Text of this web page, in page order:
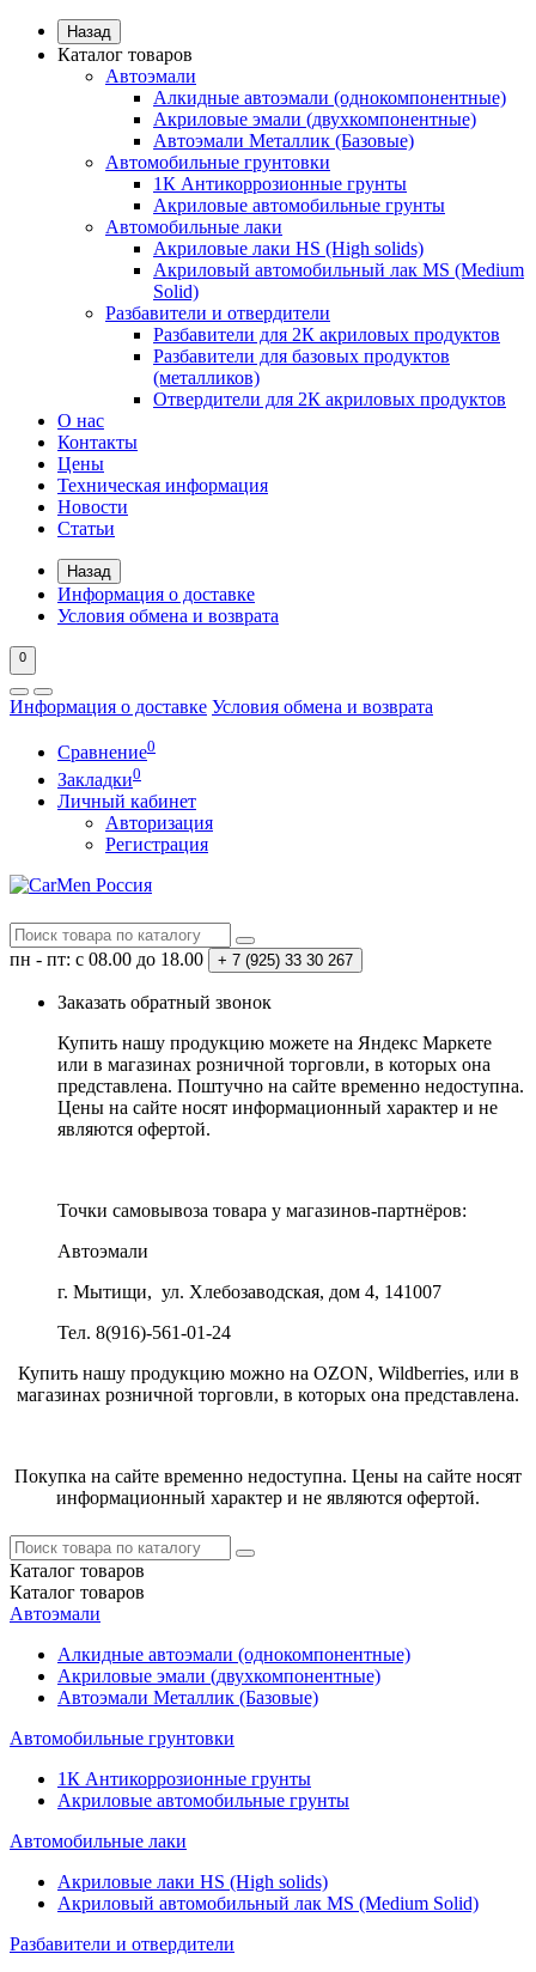
Назад
Каталог товаров
Автоэмали
Алкидные автоэмали (однокомпонентные)
Акриловые эмали (двухкомпонентные)
Автоэмали Металлик (Базовые)
Автомобильные грунтовки
1К Антикоррозионные грунты
Акриловые автомобильные грунты
Автомобильные лаки
Акриловые лаки HS (High solids)
Акриловый автомобильный лак MS (Medium
Solid)
Разбавители и отвердители
Разбавители для 2К акриловых продуктов
Разбавители для базовых продуктов
(металликов)
Отвердители для 2К акриловых продуктов
О нас
Контакты
Цены
Техническая информация
Новости
Статьи
Назад
Информация о доставке
Условия обмена и возврата
0
Информация о доставке Условия обмена и возврата
Сравнение0
Закладки0
Личный кабинет
Авторизация
Регистрация
пн - пт: с 08.00 до 18.00 + 7 (925) 33 30 267
Заказать обратный звонок
Купить нашу продукцию можете на Яндекс Маркете
или в магазинах розничной торговли, в которых она
представлена. Поштучно на сайте временно недоступна.
Цены на сайте носят информационный характер и не
являются офертой.
Точки самовывоза товара у магазинов-партнёров:
Автоэмали
г. Мытищи, ул. Хлебозаводская, дом 4, 141007
Тел. 8(916)-561-01-24
Купить нашу продукцию можно на OZON, Wildberries, или в
магазинах розничной торговли, в которых она представлена.
Покупка на сайте временно недоступна. Цены на сайте носят
информационный характер и не являются офертой.
Каталог товаров
Каталог товаров
Автоэмали
Алкидные автоэмали (однокомпонентные)
Акриловые эмали (двухкомпонентные)
Автоэмали Металлик (Базовые)
Автомобильные грунтовки
1К Антикоррозионные грунты
Акриловые автомобильные грунты
Автомобильные лаки
Акриловые лаки HS (High solids)
Акриловый автомобильный лак MS (Medium Solid)
Разбавители и отвердители